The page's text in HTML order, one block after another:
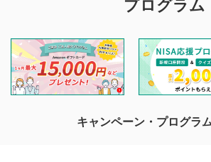
を目的として、各動画コンテンツに、評
投稿ができます。利用者は以下の注意事
閲覧および投稿を行うものとしてくださ
他の利用者が動画を視聴される際の参考
待ちしております。
なお、投稿をもって、本注意事項に同意
プログラム
キャンペーン・プログラ